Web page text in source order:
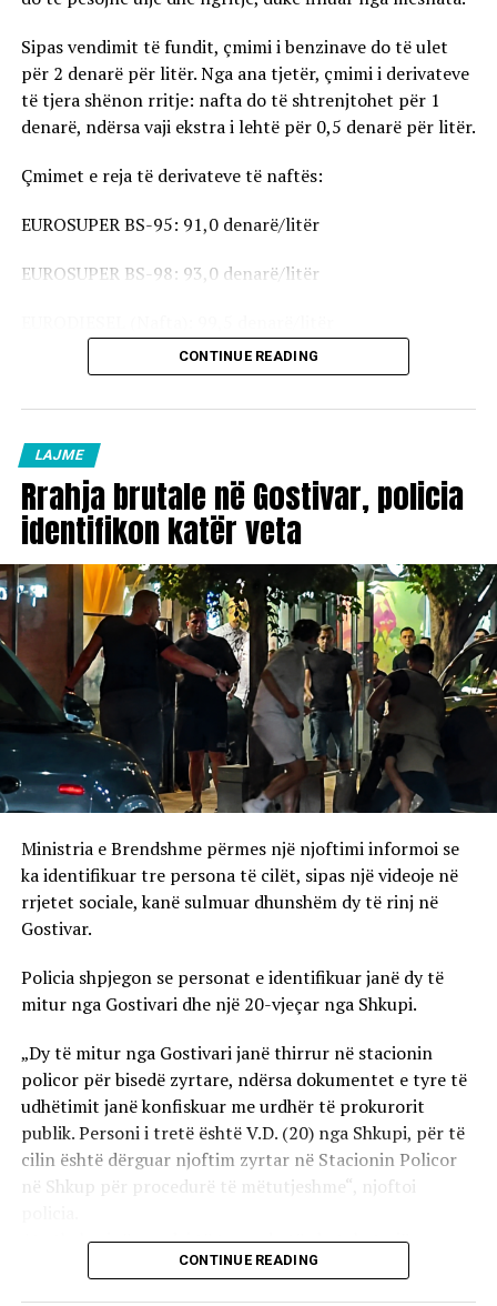
Sipas vendimit të fundit, çmimi i benzinave do të ulet
për 2 denarë për litër. Nga ana tjetër, çmimi i derivateve
të tjera shënon rritje: nafta do të shtrenjtohet për 1
denarë, ndërsa vaji ekstra i lehtë për 0,5 denarë për litër.
Çmimet e reja të derivateve të naftës:
EUROSUPER BS-95: 91,0 denarë/litër
EUROSUPER BS-98: 93,0 denarë/litër
Vaji ekstra i lehtë (EL-1): 98,5 denarë/litër
vlejnë në të gjitha pikat e karburanteve në vend.
CONTINUE READING
LAJME
Rrahja brutale në Gostivar, policia
identifikon katër veta
Ministria e Brendshme përmes një njoftimi informoi se
ka identifikuar tre persona të cilët, sipas një videoje në
rrjetet sociale, kanë sulmuar dhunshëm dy të rinj në
Gostivar.
Policia shpjegon se personat e identifikuar janë dy të
mitur nga Gostivari dhe një 20-vjeçar nga Shkupi.
„Dy të mitur nga Gostivari janë thirrur në stacionin
policor për bisedë zyrtare, ndërsa dokumentet e tyre të
udhëtimit janë konfiskuar me urdhër të prokurorit
publik. Personi i tretë është V.D. (20) nga Shkupi, për të
cilin është dërguar njoftim zyrtar në Stacionin Policor
në Shkup për procedurë të mëtutjeshme“, njoftoi
Ata theksojnë se ndaj të treve do të zbatohet një
procedurë e përshpejtuar para gjykatës sapo të
CONTINUE READING